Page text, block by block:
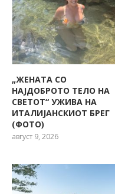
„ЖЕНАТА СО
НАЈДОБРОТО ТЕЛО НА
СВЕТОТ“ УЖИВА НА
ИТАЛИЈАНСКИОТ БРЕГ
(ФОТО)
август 9, 2026